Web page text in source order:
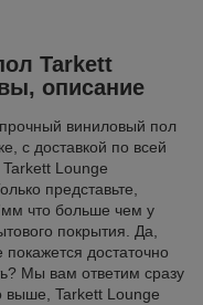
Tarkett
описание
виниловый пол
с доставкой по всей
Lounge
представьте,
что больше чем у
покрытия. Да,
достаточно
Мы вам ответим сразу
выше, Tarkett Lounge